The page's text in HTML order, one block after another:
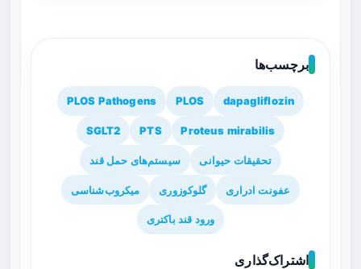
برچسب‌ها
dapagliflozin
PLOS
PLOS Pathogens
Proteus mirabilis
PTS
SGLT2
تحقیقات حیوانی سیستم‌های حمل قند
عفونت ادراری گلوکوزوری میکروب‌شناسی
ورود قند باکتری
اشتراک‌گذاری